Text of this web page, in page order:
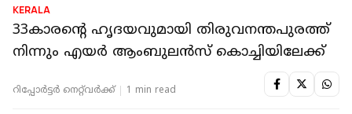
KERALA
33കാരന്‍റെ ഹൃദയവുമായി തിരുവനന്തപുരത്ത്
നിന്നും എയർ ആംബുലൻസ് കൊച്ചിയിലേക്ക്
റിപ്പോർട്ടർ നെറ്റ്‌വര്‍ക്ക്‌ 1 min read